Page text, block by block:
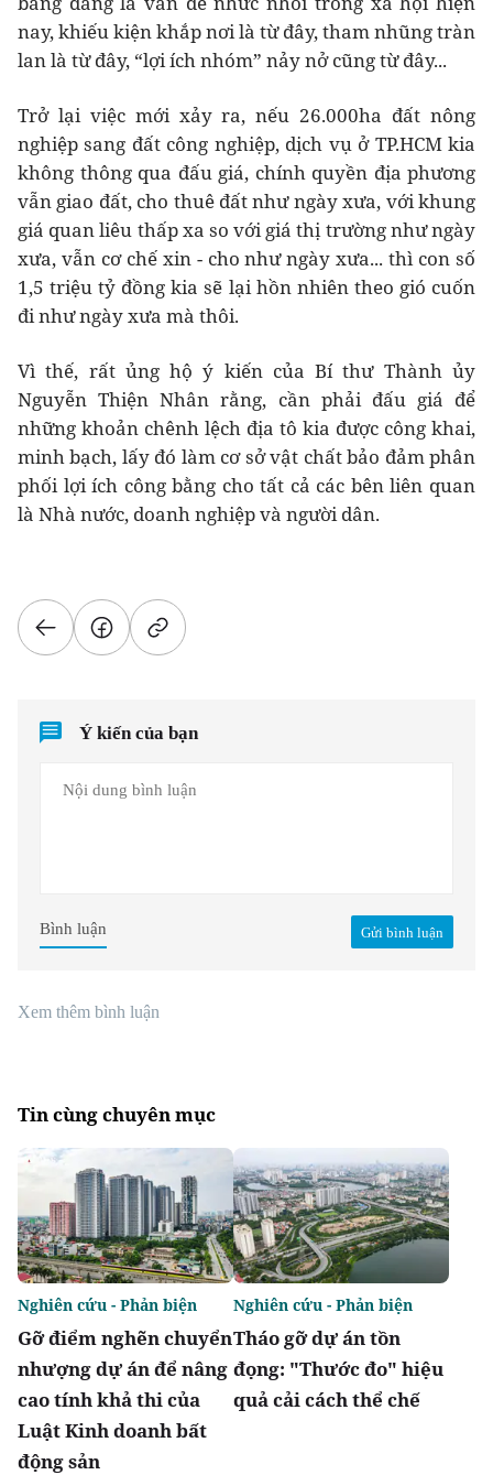
nay, khiếu kiện khắp nơi là từ đây, tham nhũng tràn
lan là từ đây, “lợi ích nhóm” nảy nở cũng từ đây...
Trở lại việc mới xảy ra, nếu 26.000ha đất nông
nghiệp sang đất công nghiệp, dịch vụ ở TP.HCM kia
không thông qua đấu giá, chính quyền địa phương
vẫn giao đất, cho thuê đất như ngày xưa, với khung
giá quan liêu thấp xa so với giá thị trường như ngày
xưa, vẫn cơ chế xin - cho như ngày xưa... thì con số
1,5 triệu tỷ đồng kia sẽ lại hồn nhiên theo gió cuốn
đi như ngày xưa mà thôi.
Vì thế, rất ủng hộ ý kiến của Bí thư Thành ủy
Nguyễn Thiện Nhân rằng, cần phải đấu giá để
những khoản chênh lệch địa tô kia được công khai,
minh bạch, lấy đó làm cơ sở vật chất bảo đảm phân
phối lợi ích công bằng cho tất cả các bên liên quan
là Nhà nước, doanh nghiệp và người dân.
Ý kiến của bạn
Gửi bình luận
Bình luận
Xem thêm bình luận
Tin cùng chuyên mục
Gỡ điểm nghẽn chuyển
nhượng dự án để nâng
cao tính khả thi của
Luật Kinh doanh bất
động sản
Nghiên cứu - Phản biện
Tháo gỡ dự án tồn
đọng: "Thước đo" hiệu
quả cải cách thể chế
Nghiên cứu - Phản biện